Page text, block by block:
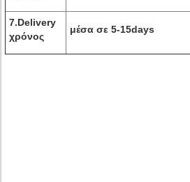
7.Delivery
χρόνος
μέσα σε 5-15days